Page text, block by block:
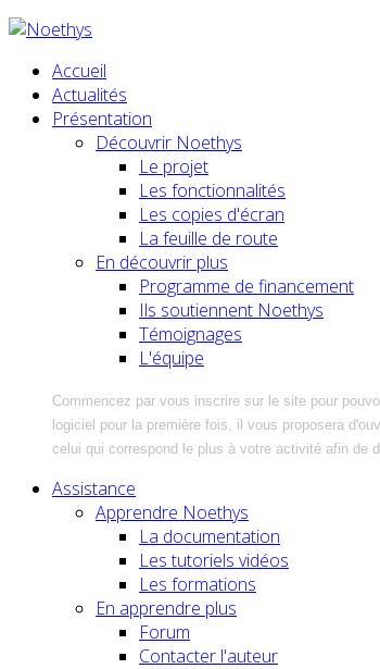
Accueil
Actualités
Présentation
Découvrir Noethys
Le projet
Les fonctionnalités
Les copies d'écran
La feuille de route
En découvrir plus
Programme de financement
Ils soutiennent Noethys
Témoignages
L'équipe
Commencez par vous inscrire sur le site pour
logiciel pour la première fois, il vous proposera
celui qui correspond le plus à votre activité afin de
Assistance
Apprendre Noethys
La documentation
Les tutoriels vidéos
Les formations
En apprendre plus
Forum
Contacter l'auteur